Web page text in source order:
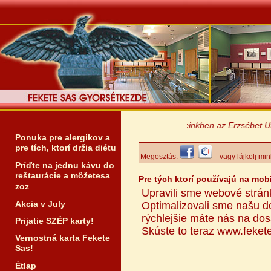
Ponuka pre alergikov a
pre tích, ktorí držia diétu
Príďte na jednu kávu do
reštaurácie a môžetesa
zoz
Akcia v July
Prijatie SZÉP karty!
Vernostná karta Fekete
Sas!
Étlap
Éttermeinkben az Erzsébet
Megosztás: vagy lájkolj
Pre tých ktorí používajú na
Upravili sme webové
Optimalizovali sme našu
rýchlejšie máte nás na
Skúste to teraz